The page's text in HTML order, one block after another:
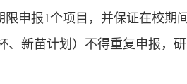
申报1个项目，并保证在校期
新苗计划）不得重复申报，